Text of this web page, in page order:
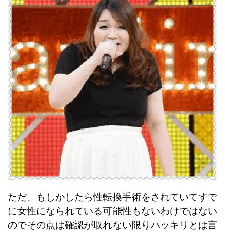
ただ、もしかしたら性転換手術をされていてすで
に女性になられている可能性もないわけではない
のでその点は確認が取れない限りハッキリとは言